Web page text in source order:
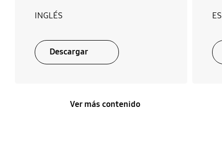
INGLÉS
Descargar
Ver más contenido